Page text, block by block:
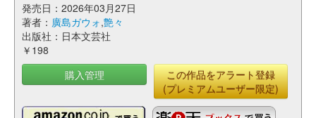
発売日：2026年03月27日
著者： 廣島ガウォ,艶々
出版社：日本文芸社
￥198
購入管理
この作品をアラート登録
(プレミアムユーザー限定)